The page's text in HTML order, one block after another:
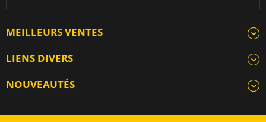
MEILLEURS VENTES
LIENS DIVERS
NOUVEAUTÉS